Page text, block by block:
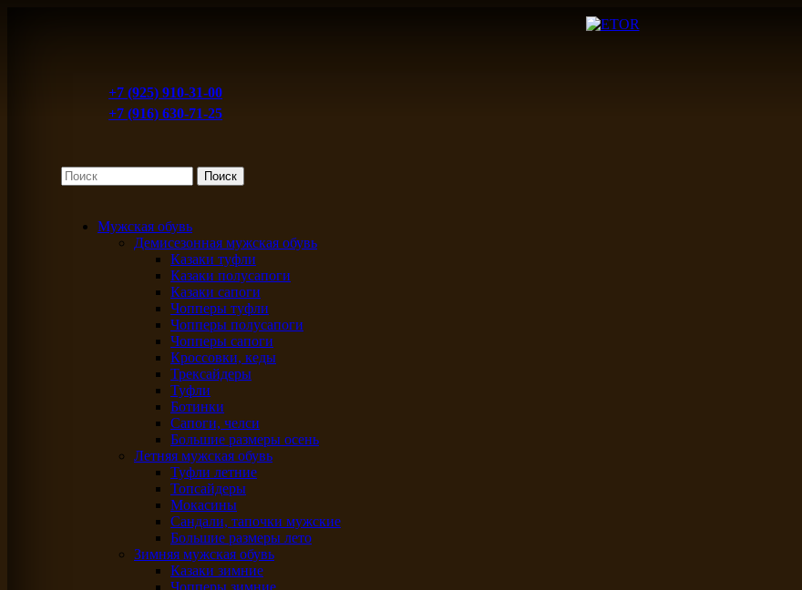
+7 (925) 910-31-00
+7 (916) 630-71-25
Мужская обувь
Демисезонная мужская обувь
Казаки туфли
Казаки полусапоги
Казаки сапоги
Чопперы туфли
Чопперы полусапоги
Чопперы сапоги
Кроссовки, кеды
Трексайдеры
Туфли
Ботинки
Сапоги, челси
Большие размеры осень
Летняя мужская обувь
Туфли летние
Топсайдеры
Мокасины
Сандали, тапочки мужские
Большие размеры лето
Зимняя мужская обувь
Казаки зимние
Чопперы зимние